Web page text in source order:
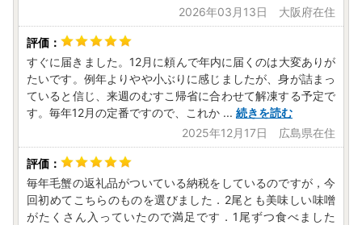
2026年03月13日 大阪府在住
すぐに届きました。12月に頼んで年内に届くのは大変ありが
たいです。例年よりやや小ぶりに感じましたが、身が詰まっ
ていると信じ、来週のむすこ帰省に合わせて解凍する予定で
す。毎年12月の定番ですので、これか ... 続きを読む
2025年12月17日 広島県在住
毎年毛蟹の返礼品がついている納税をしているのですが，今
回初めてこちらのものを選びました．2尾とも美味しい味噌
がたくさん入っていたので満足です．1尾ずつ食べました